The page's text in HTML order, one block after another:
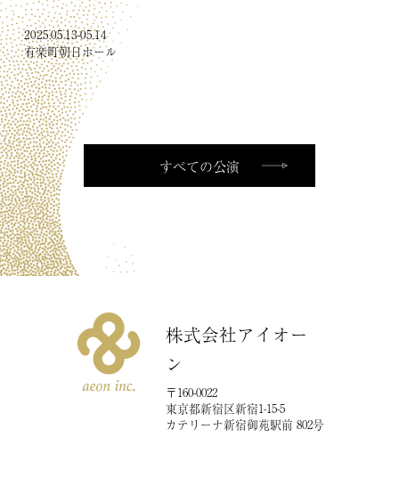
CONTACT
2025.05.13-05.14
有楽町朝日ホール
すべての公演
株式会社アイオー
ン
〒160-0022
東京都新宿区新宿1-15-5
カテリーナ新宿御苑駅前 802号